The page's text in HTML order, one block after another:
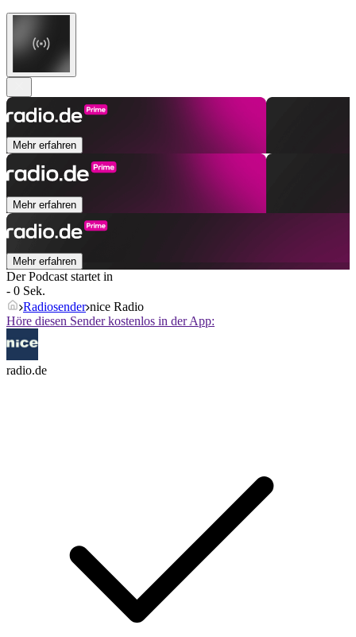
Mehr erfahren
Mehr erfahren
Mehr erfahren
Der Podcast startet in
- 0 Sek.
Radiosender nice Radio
Höre diesen Sender kostenlos in der App:
radio.de